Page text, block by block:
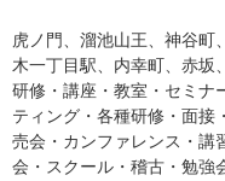
虎ノ門、溜池山王、神谷町
木一丁目駅、内幸町、赤坂
研修・講座・教室・セミナ
ティング・各種研修・面接
売会・カンファレンス・講
会・スクール・稽古・勉強